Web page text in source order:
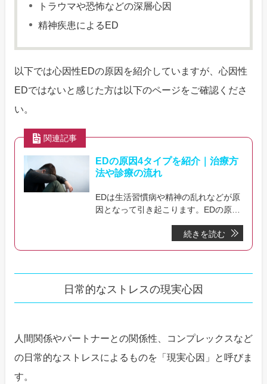
トラウマや恐怖などの深層心因
精神疾患によるED
以下では心因性EDの原因を紹介していますが、心因性
EDではないと感じた方は以下のページをご確認くださ
い。
関連記事
EDの原因4タイプを紹介｜治療方
法や診療の流れ
EDは生活習慣病や精神の乱れなどが原
因となって引き起こります。EDの原因
格、治療までの流れも解説していま
続きを読む
日常的なストレスの現実心因
人間関係やパートナーとの関係性、コンプレックスなど
の日常的なストレスによるものを「現実心因」と呼びま
す。